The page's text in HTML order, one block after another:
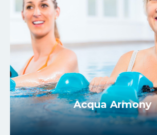
Acqua Armony